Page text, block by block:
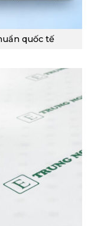
quốc tế